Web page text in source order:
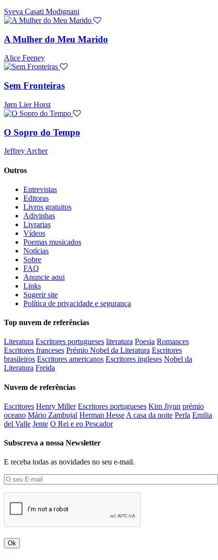
Sveva Casati Modignani
A Mulher do Meu Marido
Alice Feeney
Sem Fronteiras
Jørn Lier Horst
O Sopro do Tempo
Jeffrey Archer
Outros
Entrevistas
Editoras
Livros gratuitos
Adivinhas
Livrarias
Vídeos
Poemas musicados
Notícias
Sobre
FAQ
Anuncie aqui
Links
Sugerir site
Política de privacidade e segurança
Top nuvem de referências
Literatura Escritores portugueses literatura Poesia Romances
Escritores franceses Prémio Nobel da Literatura Escritores
brasileiros Escritores americanos Escritores ingleses Nobel da
Literatura Freida
Nuvem de referências
Escritores Henry Miller Escritores portugueses Kim Jiyun prémio
oceano Mário Zambujal Herman Hesse A casa da noite Perla Emilia
del Valle Jente O Rei e eo Pescador
Subscreva a nossa Newsletter
E receba todas as novidades no seu e-mail.
Ok